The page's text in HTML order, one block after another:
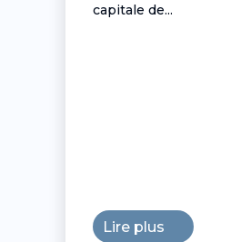
capitale de...
Lire plus